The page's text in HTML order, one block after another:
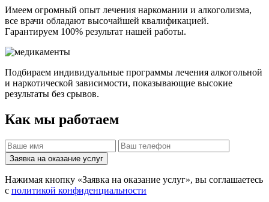
Имеем огромный опыт лечения наркомании и алкоголизма,
все врачи обладают высочайшей квалификацией.
Гарантируем 100% результат нашей работы.
Подбираем индивидуальные программы лечения алкогольной
и наркотической зависимости, показывающие высокие
результаты без срывов.
Как мы работаем
Заявка на оказание услуг
Нажимая кнопку «Заявка на оказание услуг», вы соглашаетесь
с политикой конфиденциальности